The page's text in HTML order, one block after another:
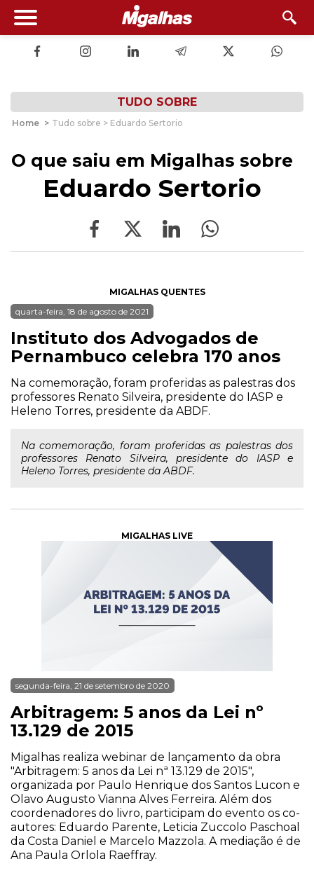
TUDO SOBRE
Home > Tudo sobre > Eduardo Sertorio
O que saiu em Migalhas sobre
Eduardo Sertorio
MIGALHAS QUENTES
quarta-feira, 18 de agosto de 2021
Instituto dos Advogados de
Pernambuco celebra 170 anos
Na comemoração, foram proferidas as palestras dos
professores Renato Silveira, presidente do IASP e
Heleno Torres, presidente da ABDF.
Na comemoração, foram proferidas as palestras dos
professores Renato Silveira, presidente do IASP e
Heleno Torres, presidente da ABDF.
MIGALHAS LIVE
segunda-feira, 21 de setembro de 2020
Arbitragem: 5 anos da Lei nº
13.129 de 2015
Migalhas realiza webinar de lançamento da obra
"Arbitragem: 5 anos da Lei nª 13.129 de 2015",
organizada por Paulo Henrique dos Santos Lucon e
Olavo Augusto Vianna Alves Ferreira. Além dos
coordenadores do livro, participam do evento os co-
autores: Eduardo Parente, Leticia Zuccolo Paschoal
da Costa Daniel e Marcelo Mazzola. A mediação é de
Ana Paula Orlola Raeffray.